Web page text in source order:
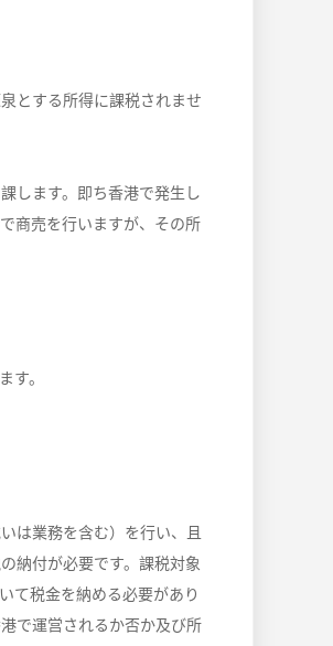
とする所得に課税されませ
します。即ち香港で発生し
商売を行いますが、その所
す。
は業務を含む）を行い、且
納付が必要です。課税対象
て税金を納める必要があり
で運営されるか否か及び所